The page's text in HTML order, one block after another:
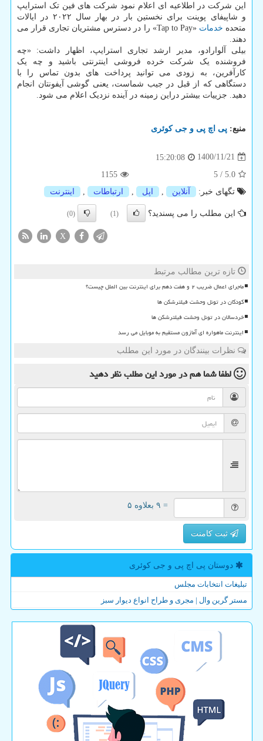
این شرکت در اطلاعیه ای اعلام نمود شرکت های فین تک استرایپ
و شاپیفای پوینت برای نخستین بار در بهار سال ۲۰۲۲ در ایالات
متحده خدمات
«Tap to Pay» را در دسترس مشتریان تجاری قرار می
دهند.
بیلی آلوارادو، مدیر ارشد تجاری استرایپ، اظهار داشت: «چه
فروشنده یک شرکت خرده فروشی اینترنتی باشید و چه یک
کارآفرین، به زودی می توانید پرداخت های بدون تماس را با
دستگاهی که از قبل در جیب شماست، یعنی گوشی آیفونتان انجام
دهید. جزییات بیشتر دراین زمینه در آینده نزدیک اعلام می شود.
منبع: پی اچ پی و جی كوئری
1400/11/21
15:20:08
5.0
/
5
1155
تگهای خبر:
آنلاین , اپل , ارتباطات , اینترنت
این مطلب را می پسندید؟ (1)
(0)
X
تازه ترین مطالب مرتبط
ماجرای اعمال ضریب ۲ و هفت دهم برای اینترنت بین الملل چیست؟
کودکان در تونل وحشت فیلترشکن ها
خردسالان در تونل وحشت فیلترشکن ها
اینترنت ماهواره ای آمازون مستقیم به موبایل می رسد
نظرات بینندگان در مورد این مطلب
لطفا شما همدر مورد این مطلبنظر دهید
= ۹ بعلاوه ۵
ثبت کامنت
دوستان پی اچ پی و جی كوئری
تبلیغات انتخابات مجلس
مستر گرین وال | مجری و طراح انواع دیوار سبز